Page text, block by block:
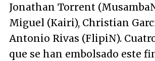
Jonathan Torrent
Miguel (Kairi), Christian
Antonio Rivas (FlipiN).
que se han embolsado este